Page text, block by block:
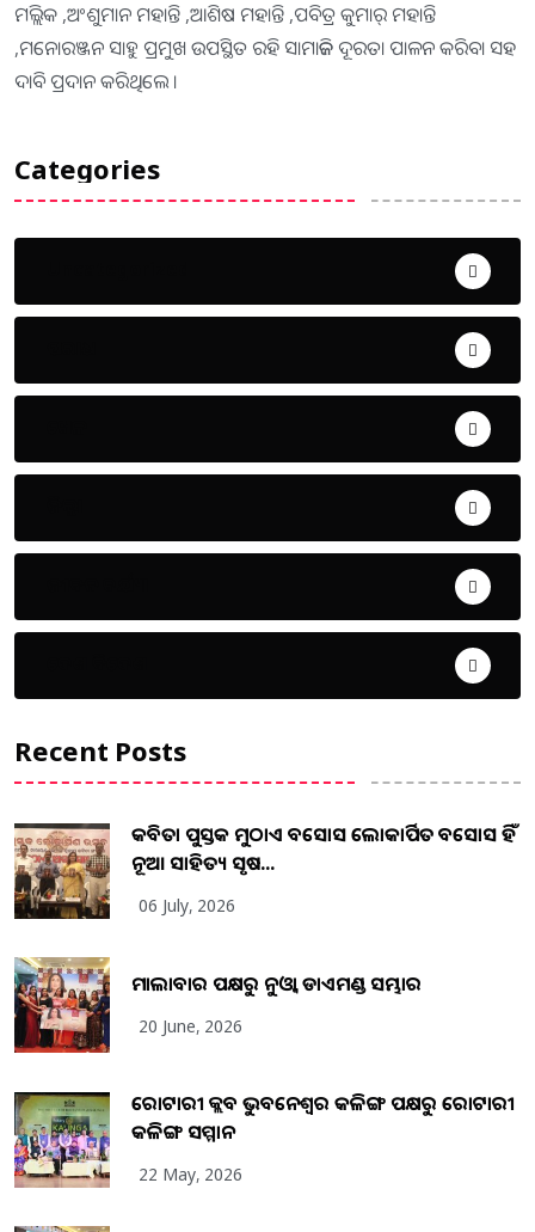
ମଲ୍ଲିକ ,ଅଂଶୁମାନ ମହାନ୍ତି ,ଆଶିଷ ମହାନ୍ତି ,ପବିତ୍ର କୁମାର୍ ମହାନ୍ତି
,ମନୋରଞ୍ଜନ ସାହୁ ପ୍ରମୁଖ ଉପସ୍ଥିତ ରହି ସାମାଜିକ ଦୂରତା ପାଳନ କରିବା ସହ
ଦାବି ପ୍ରଦାନ କରିଥିଲେ ।
Categories
Recent Posts
କବିତା ପୁସ୍ତକ ମୁଠାଏ ଅବସୋସ ଲୋକାର୍ପିତ ଅବସୋସ ହିଁ
ନୂଆ ସାହିତ୍ୟ ସୃଷ...
06 July, 2026
ମାଲାବାର ପକ୍ଷରୁ ନୁଓ୍ବା ଡାଏମଣ୍ଡ ସମ୍ଭାର
20 June, 2026
ରୋଟାରୀ କ୍ଲବ ଭୁବନେଶ୍ୱର କଳିଙ୍ଗ ପକ୍ଷରୁ ରୋଟାରୀ
କଳିଙ୍ଗ ସମ୍ମାନ
22 May, 2026